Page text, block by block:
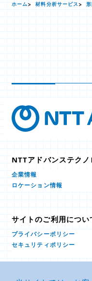
ホーム 材料分析サービス
NTTアドバンステク
企業情報
ロケーション情報
サイトのご利用につい
プライバシーポリシー
セキュリティポリシー